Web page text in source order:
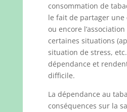
consommation de
le fait de partager
ou encore
certaines situations
situation de stress,
dépendance et
difficile.
La dépendance au
conséquences sur la